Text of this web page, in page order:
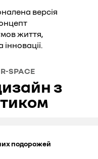
версія
життя,
SPACE
з
подорожей